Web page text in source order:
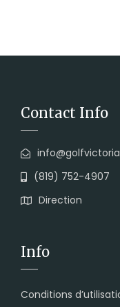
Contact Info
(819) 752-4907
Direction
Info
Conditions